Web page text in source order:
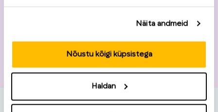
Näita andmeid
Nõustu kõigi küpsistega
Haldan
Информация о возврате